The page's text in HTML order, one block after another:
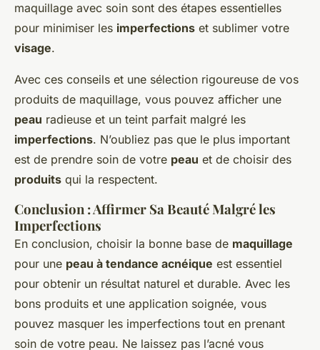
maquillage avec soin sont des étapes essentielles
pour minimiser les imperfections et sublimer votre
visage.
Avec ces conseils et une sélection rigoureuse de vos
produits de maquillage, vous pouvez afficher une
peau radieuse et un teint parfait malgré les
imperfections. N’oubliez pas que le plus important
est de prendre soin de votre peau et de choisir des
produits qui la respectent.
Conclusion : Affirmer Sa Beauté Malgré les
Imperfections
En conclusion, choisir la bonne base de maquillage
pour une peau à tendance acnéique est essentiel
pour obtenir un résultat naturel et durable. Avec les
bons produits et une application soignée, vous
pouvez masquer les imperfections tout en prenant
soin de votre peau. Ne laissez pas l’acné vous